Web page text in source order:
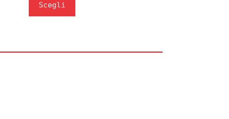
Scegli
prodotto
ha
opzioni